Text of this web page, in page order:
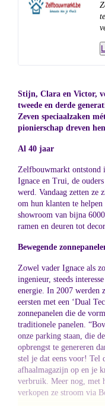
Stijn, Clara en Victor,
tweede en derde
Zeven speciaalzaken
pionierschap dreven
Al 40 jaar
Zelfbouwmarkt ontstond
Ignace en Trui, de
werd. Vandaag zetten ze
om hun klanten te
showroom van bijna
ramen en deuren tot
Bewegende
Zowel vader Ignace als
ingenieur, steeds
energie. In 2007 werden
eersten met een ‘Dual
zonnepanelen die de
traditionele panelen.
onze parking staan, die
opbrengst te genereren
stel je dat eens voor! Tel
afhaalmagazijn op en je
verbruik. Meer nog, met
verkopen ze stroom via